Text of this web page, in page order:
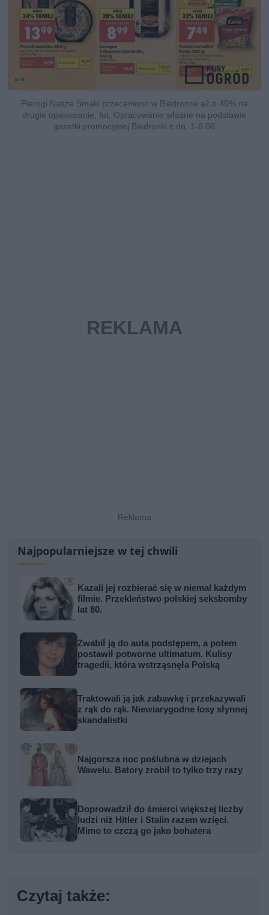
Pierogi Nasze Smaki przeceniono w Biedronce aż o 40% na
drugie opakowanie, fot. Opracowanie własne na podstawie
gazetki promocyjnej Biedronki z dn. 1-6.06
Najpopularniejsze w tej chwili
Kazali jej rozbierać się w niemal każdym
filmie. Przekleństwo polskiej seksbomby
lat 80.
Zwabił ją do auta podstępem, a potem
postawił potworne ultimatum. Kulisy
tragedii, która wstrząsnęła Polską
Traktowali ją jak zabawkę i przekazywali
z rąk do rąk. Niewiarygodne losy słynnej
skandalistki
Najgorsza noc poślubna w dziejach
Wawelu. Batory zrobił to tylko trzy razy
Doprowadził do śmierci większej liczby
ludzi niż Hitler i Stalin razem wzięci.
Mimo to czczą go jako bohatera
Czytaj także: